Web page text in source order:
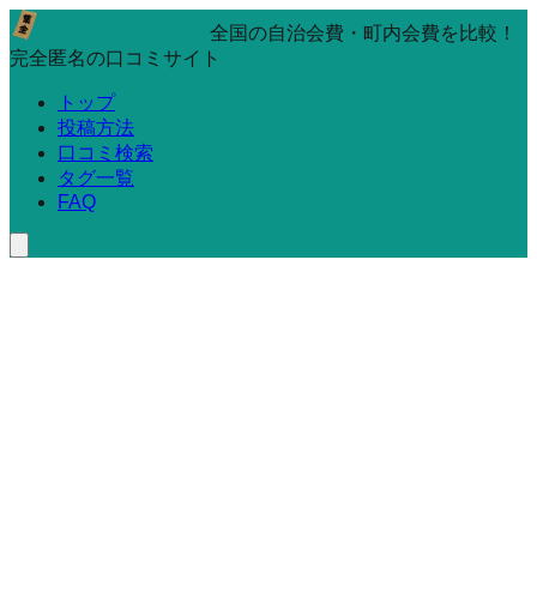
全国の自治会費・町内会費を比較！
完全匿名の口コミサイト
トップ
投稿方法
口コミ検索
タグ一覧
FAQ